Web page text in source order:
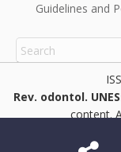
Guidelines and
Rev. odontol.
content.